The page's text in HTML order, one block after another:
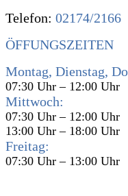
Telefon: 02174/2166
ÖFFUNGSZEITEN
Montag, Dienstag,
07:30 Uhr – 12:00 Uhr
Mittwoch:
07:30 Uhr – 12:00 Uhr
13:00 Uhr – 18:00 Uhr
Freitag:
07:30 Uhr – 13:00 Uhr